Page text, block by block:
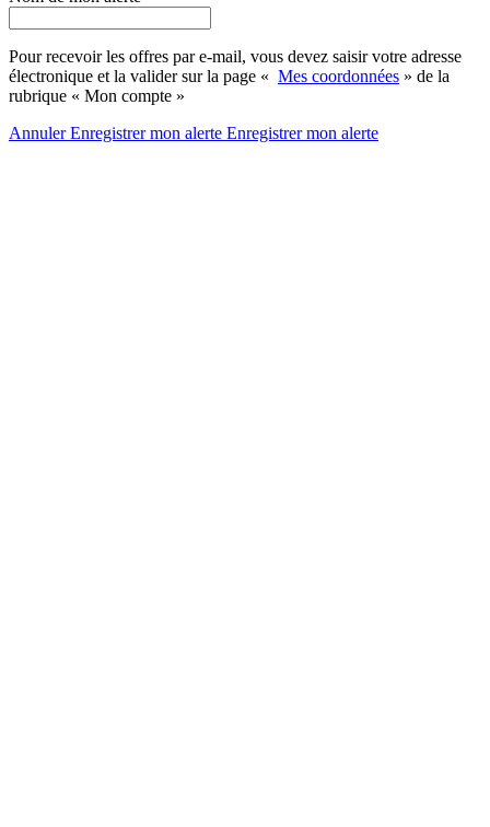
Pour recevoir les offres par e-mail, vous devez saisir votre adresse
électronique et la valider sur la page « Mes coordonnées » de la
rubrique « Mon compte »
AnnulerEnregistrer mon alerte Enregistrermon alerte